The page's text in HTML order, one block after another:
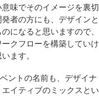
味でそのイメージを裏切
者の方にも、デザインと
になると思いますので、
クフローを構築していけ
ます。
ントの名前も、デザイナ
イティブのミックスとい